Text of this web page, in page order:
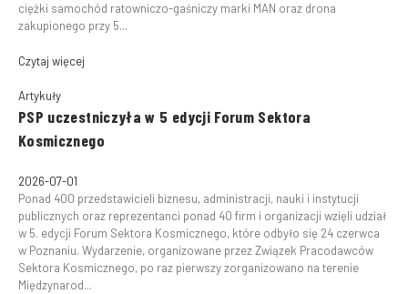
ciężki samochód ratowniczo-gaśniczy marki MAN oraz drona
zakupionego przy 5...
Czytaj więcej
Artykuły
PSP uczestniczyła w 5 edycji Forum Sektora
Kosmicznego
2026-07-01
Ponad 400 przedstawicieli biznesu, administracji, nauki i instytucji
publicznych oraz reprezentanci ponad 40 firm i organizacji wzięli udział
w 5. edycji Forum Sektora Kosmicznego, które odbyło się 24 czerwca
w Poznaniu. Wydarzenie, organizowane przez Związek Pracodawców
Sektora Kosmicznego, po raz pierwszy zorganizowano na terenie
Międzynarod...